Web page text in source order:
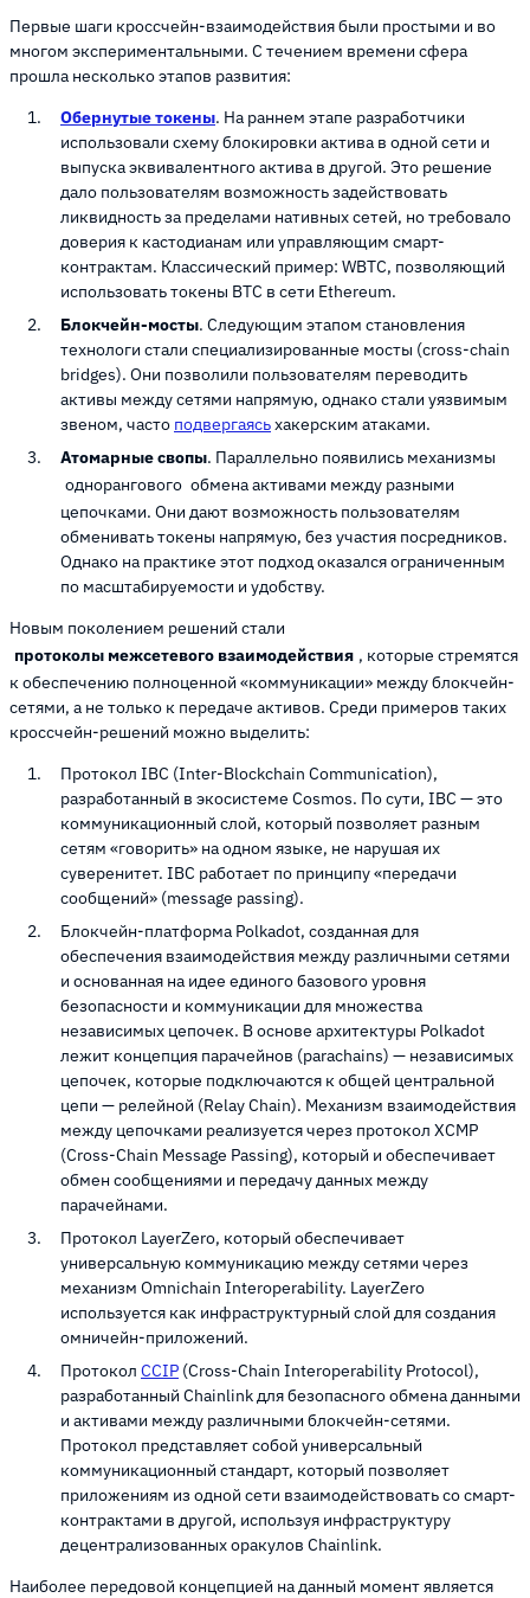
Первые шаги кроссчейн-взаимодействия были простыми и во
многом экспериментальными. С течением времени сфера
прошла несколько этапов развития:
Обернутые токены. На раннем этапе разработчики
использовали схему блокировки актива в одной сети и
выпуска эквивалентного актива в другой. Это решение
дало пользователям возможность задействовать
ликвидность за пределами нативных сетей, но требовало
доверия к кастодианам или управляющим смарт-
контрактам. Классический пример: WBTC, позволяющий
использовать токены BTC в сети Ethereum.
Блокчейн-мосты. Следующим этапом становления
технологи стали специализированные мосты (cross-chain
bridges). Они позволили пользователям переводить
активы между сетями напрямую, однако стали уязвимым
звеном, часто подвергаясьхакерским атаками.
Атомарные свопы. Параллельно появились механизмы
однорангового обмена активами между разными
цепочками. Они дают возможность пользователям
обменивать токены напрямую, без участия посредников.
Однако на практике этот подход оказался ограниченным
по масштабируемости и удобству.
Новым поколением решений стали
протоколы межсетевого взаимодействия , которые стремятся
к обеспечению полноценной «коммуникации» между блокчейн-
сетями, а не только к передаче активов. Среди примеров таких
кроссчейн-решений можно выделить:
Протокол IBC (Inter-Blockchain Communication),
разработанный в экосистеме Cosmos. По сути, IBC — это
коммуникационный слой, который позволяет разным
сетям «говорить» на одном языке, не нарушая их
суверенитет. IBC работает по принципу «передачи
сообщений» (message passing).
Блокчейн-платформа Polkadot, созданная для
обеспечения взаимодействия между различными сетями
и основанная на идее единого базового уровня
безопасности и коммуникации для множества
независимых цепочек. В основе архитектуры Polkadot
лежит концепция парачейнов (parachains) — независимых
цепочек, которые подключаются к общей центральной
цепи — релейной (Relay Chain). Механизм взаимодействия
между цепочками реализуется через протокол XCMP
(Cross-Chain Message Passing), который и обеспечивает
обмен сообщениями и передачу данных между
парачейнами.
Протокол LayerZero, который обеспечивает
универсальную коммуникацию между сетями через
механизм Omnichain Interoperability. LayerZero
используется как инфраструктурный слой для создания
омничейн-приложений.
Протокол CCIP (Cross-Chain Interoperability Protocol),
разработанный Chainlink для безопасного обмена данными
и активами между различными блокчейн-сетями.
Протокол представляет собой универсальный
коммуникационный стандарт, который позволяет
приложениям из одной сети взаимодействовать со смарт-
контрактами в другой, используя инфраструктуру
децентрализованных оракулов Chainlink.
Наиболее передовой концепцией на данный момент является